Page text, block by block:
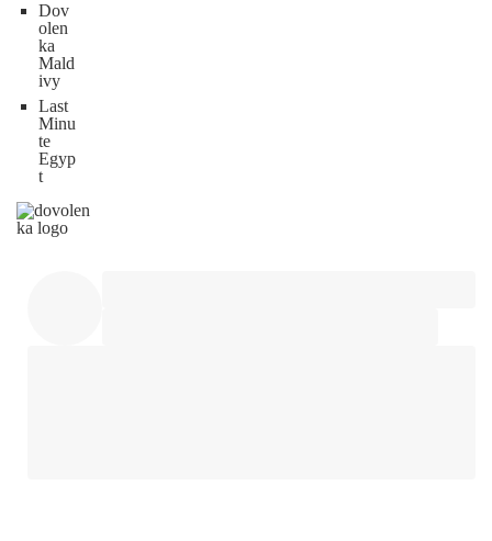
Dov
olen
ka
Mald
ivy
Last
Minu
te
Egyp
t